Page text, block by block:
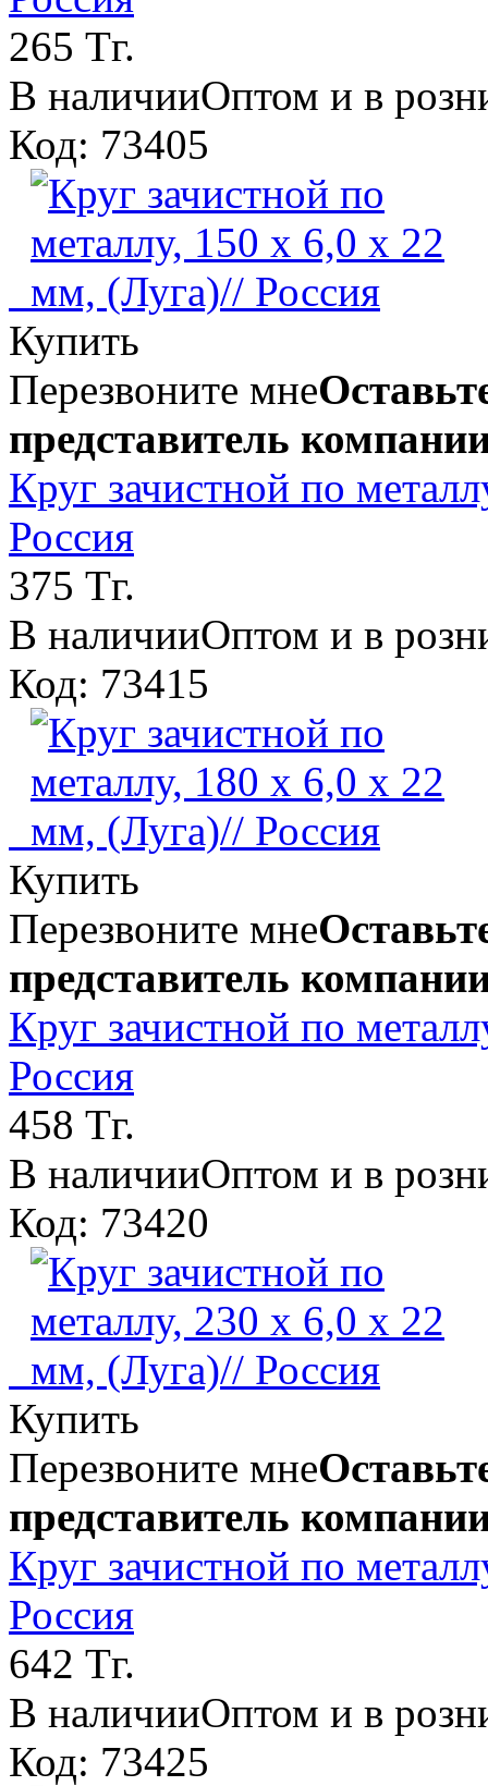
265 Тг.
В наличииОптом и в
Код: 73405
Купить
Перезвоните мне
представитель
Круг зачистной по
Россия
375 Тг.
В наличииОптом и в
Код: 73415
Купить
Перезвоните мне
представитель
Круг зачистной по
Россия
458 Тг.
В наличииОптом и в
Код: 73420
Купить
Перезвоните мне
представитель
Круг зачистной по
Россия
642 Тг.
В наличииОптом и в
Код: 73425